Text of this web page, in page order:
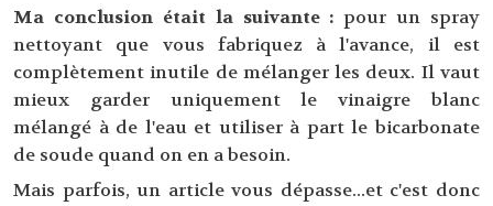
Ma conclusion était la suivante : pour un spray
nettoyant que vous fabriquez à l'avance, il est
complètement inutile de mélanger les deux. Il vaut
mieux garder uniquement le vinaigre blanc
mélangé à de l'eau et utiliser à part le bicarbonate
de soude quand on en a besoin.
Mais parfois, un article vous dépasse...et c'est donc